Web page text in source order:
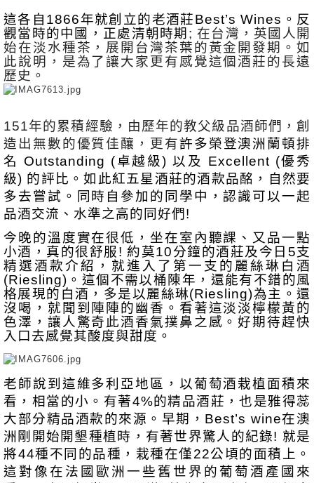
這各自1866年就創立的老酒莊Best’s Wines。反
觀當時的中國，正處清朝時期 ; 在台灣，英國人開
始在淡水種茶，展開台灣茶葉的黃金開發期。如
此說明，是為了讓大家更有感覺這個酒莊的長遠
歷史。
151年的累積經驗，由歷年的教父級品酒師們，創
造出無數的優質佳釀，更有許多榮登澳洲蘭頓排
名 Outstanding (卓越級) 以及 Excellent (優秀
級) 的評比。如此紅五星酒莊的酒款品酩，自然要
多去嘗試。同時自參加的同學中，認識可以一起
品酒交流、水準之高的同好們!
今晚的溫度實在很低，坐在室內聽課、又品一點
小酒，真的很舒服! 約莫10分鐘的酒莊及今日5支
精選酒款介紹，就進入了第一支的麗絲琳白酒
(Riesling)。這個不需以桶陳年，還能有不錯的風
格展現的白酒，多是以麗絲琳(Riesling)為主。還
沒喝，就聞到陣陣的幽香。看著這淡淡檸檬黃的
色澤，讓人驚奇此酒香氣撲鼻之感。好期待趕快
入口去感覺其酸度與甜度。
老師說到這維多利亞地區，以葡萄酒栽植面積來
看，相當的小。有著4%的精品酒莊，也是雅得蕊
大部分精品酒款的來源。早期，Best’s wine在澳
洲剛開始開墾種植時，有著世界驚人的紀錄! 就是
將44種不同的品種，栽種在僅22公頃的面積上。
這對像在法國歐洲一些舊世界的葡萄酒產國來